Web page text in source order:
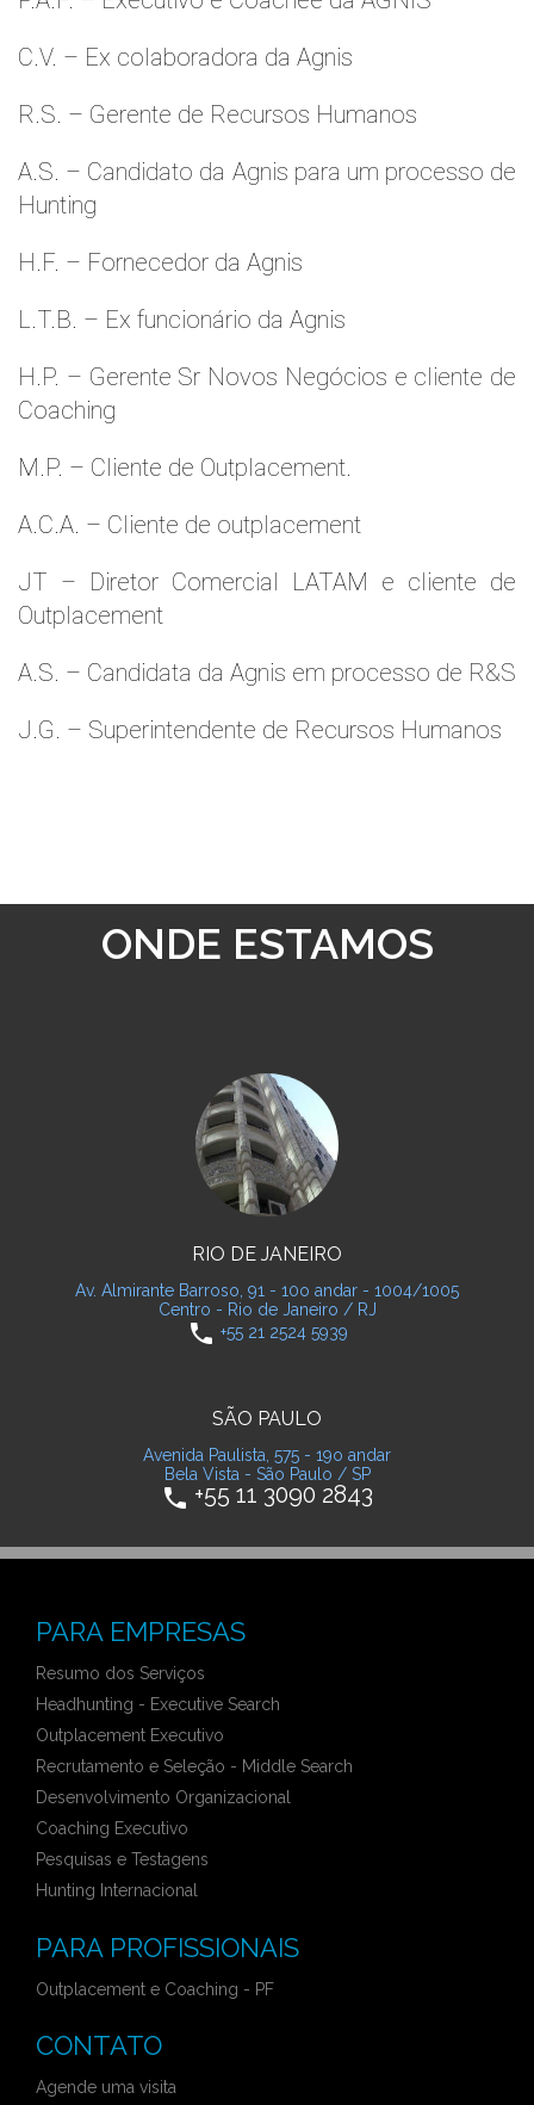
C.V. – Ex colaboradora da Agnis
R.S. – Gerente de Recursos Humanos
A.S. – Candidato da Agnis para um processo de
Hunting
H.F. – Fornecedor da Agnis
L.T.B. – Ex funcionário da Agnis
H.P. – Gerente Sr Novos Negócios e cliente de
Coaching
M.P. – Cliente de Outplacement.
A.C.A. – Cliente de outplacement
JT – Diretor Comercial LATAM e cliente de
Outplacement
A.S. – Candidata da Agnis em processo de R&S
J.G. – Superintendente de Recursos Humanos
ONDE ESTAMOS
RIO DE JANEIRO
Av. Almirante Barroso, 91 - 10o andar - 1004/1005
Centro - Rio de Janeiro / RJ
phone +55 21 2524 5939
SÃO PAULO
Avenida Paulista, 575 - 19o andar
Bela Vista - São Paulo / SP
phone +55 11 3090 2843
PARA EMPRESAS
Resumo dos Serviços
Headhunting - Executive Search
Outplacement Executivo
Recrutamento e Seleção - Middle Search
Desenvolvimento Organizacional
Coaching Executivo
Pesquisas e Testagens
Hunting Internacional
PARA PROFISSIONAIS
Outplacement e Coaching - PF
CONTATO
Agende uma visita